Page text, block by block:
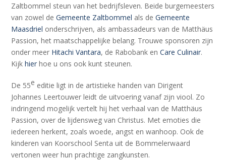
Zaltbommel steun van het bedrijfsleven. Beide burgemeesters
van zowel deGemeente Zaltbommel als deGemeente
Maasdriel onderschrijven, als ambassadeurs van de Matthäus
Passion, het maatschappelijke belang. Trouwe sponsoren zijn
onder meer Hitachi Vantara, de Rabobank enCare Culinair.
Kijkhier hoe u ons ook kunt steunen.
De 55e editie ligt in de artistieke handen van Dirigent
Johannes Leertouwer leidt de uitvoering vanaf zijn viool. Zo
indringend mogelijk vertelt hij het verhaal van de Matthäus
Passion, over de lijdensweg van Christus. Met emoties die
iedereen herkent, zoals woede, angst en wanhoop. Ook de
kinderen van Koorschool Senta uit de Bommelerwaard
vertonen weer hun prachtige zangkunsten.